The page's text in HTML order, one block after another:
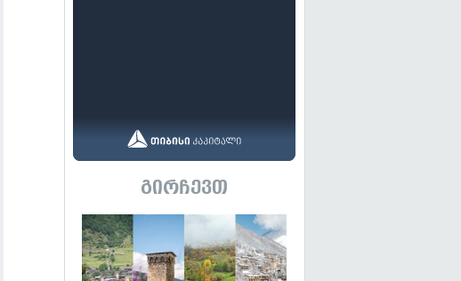
გირჩევთ